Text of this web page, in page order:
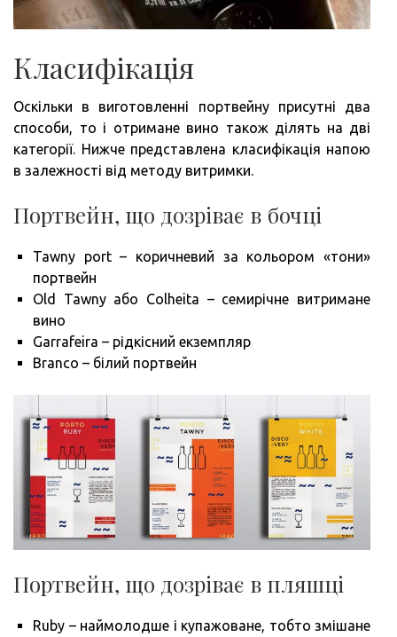
Класифікація
Оскільки в виготовленні портвейну присутні два
способи, то і отримане вино також ділять на дві
категорії. Нижче представлена класифікація напою
в залежності від методу витримки.
Портвейн, що дозріває в бочці
Tawny port – коричневий за кольором «тони»
портвейн
Old Tawny або Colheita – семирічне витримане
вино
Garrafeira – рідкісний екземпляр
Branco – білий портвейн
Портвейн, що дозріває в пляшці
Ruby – наймолодше і купажоване, тобто змішане